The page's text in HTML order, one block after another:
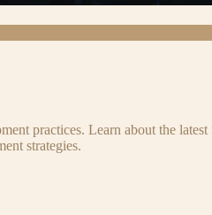
practices. Learn about the
strategies.